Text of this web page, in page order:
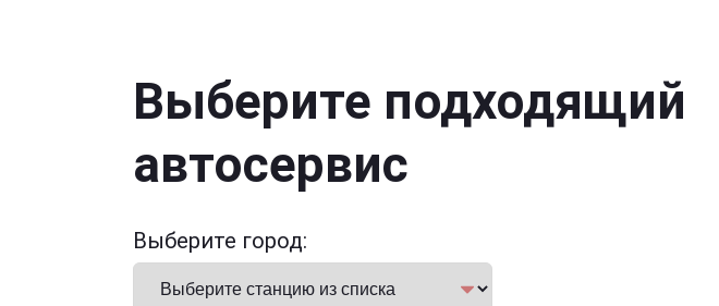
Выберите подходящий
автосервис
Выберите город: